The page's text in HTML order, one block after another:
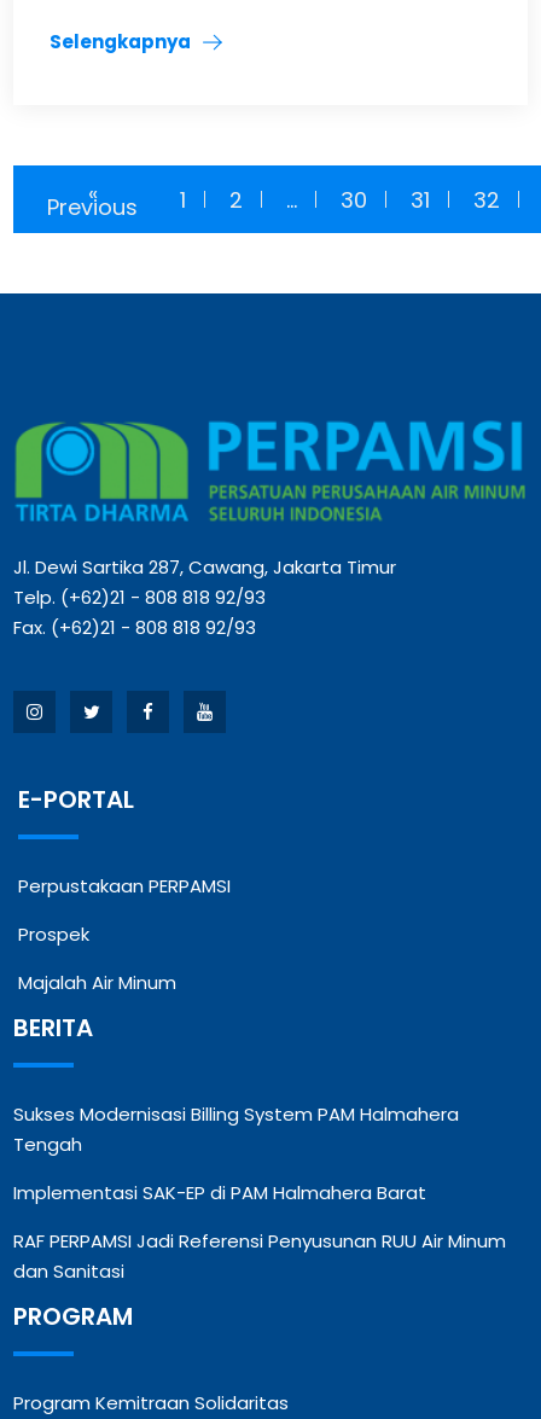
Selengkapnya
«
Previous 1 2 ... 30 31 32
Jl. Dewi Sartika 287, Cawang, Jakarta Timur
Telp. (+62)21 - 808 818 92/93
Fax. (+62)21 - 808 818 92/93
E-PORTAL
Perpustakaan PERPAMSI
Prospek
Majalah Air Minum
BERITA
Sukses Modernisasi Billing System PAM Halmahera
Tengah
Implementasi SAK-EP di PAM Halmahera Barat
RAF PERPAMSI Jadi Referensi Penyusunan RUU Air Minum
dan Sanitasi
PROGRAM
Program Kemitraan Solidaritas